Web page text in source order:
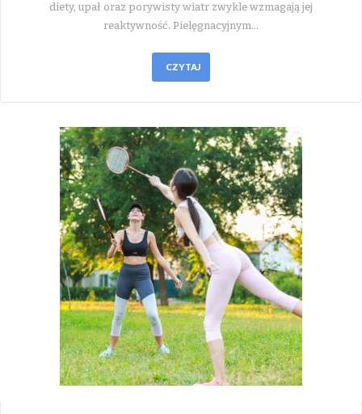
diety, upał oraz porywisty wiatr zwykle wzmagają jej
reaktywność. Pielęgnacyjnym…
CZYTAJ